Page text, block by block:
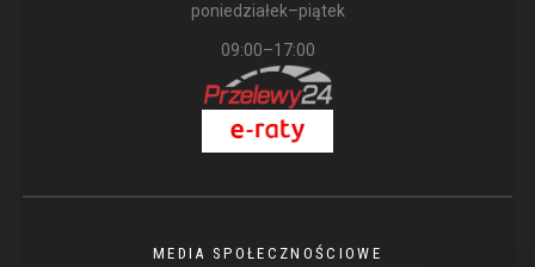
poniedziałek–piątek
09:00–17:00
MEDIA SPOŁECZNOŚCIOWE